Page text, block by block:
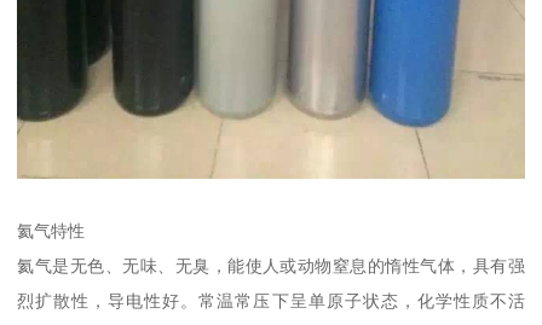
氦气特性
氦气是无色、无味、无臭，能使人或动物窒息的惰性气体，具有强
烈扩散性，导电性好。常温常压下呈单原子状态，化学性质不活